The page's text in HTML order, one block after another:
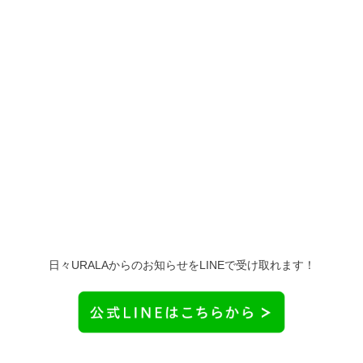
日々URALAからのお知らせをLINEで受け取れます！